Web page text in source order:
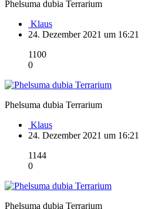
Phelsuma dubia Terrarium
Klaus
24. Dezember 2021 um 16:21
1100
0
Phelsuma dubia Terrarium
Klaus
24. Dezember 2021 um 16:21
1144
0
Phelsuma dubia Terrarium